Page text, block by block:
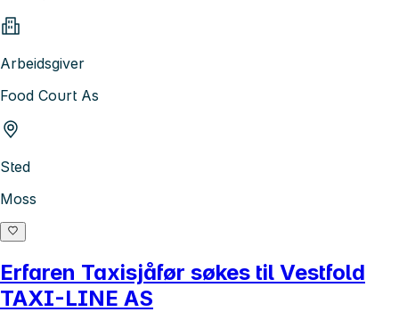
Arbeidsgiver
Food Court As
Sted
Moss
Erfaren Taxisjåfør søkes til Vestfold
TAXI-LINE AS